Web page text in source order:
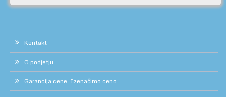
Kontakt
O podjetju
Garancija cene. Izenačimo ceno.